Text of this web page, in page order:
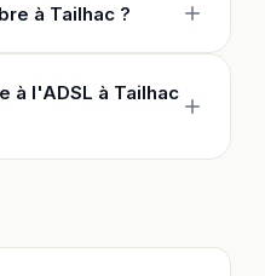
à Tailhac ?
à l'ADSL à Tailhac